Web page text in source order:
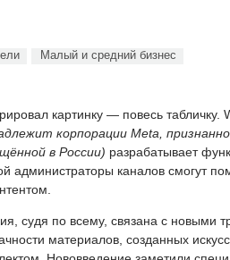
Малый и средний бизнес
картинку — повесь табличку.
корпорации Meta,
в России) разрабатывает
администраторы каналов смогут
судя по всему, связана с новыми
материалов, созданных